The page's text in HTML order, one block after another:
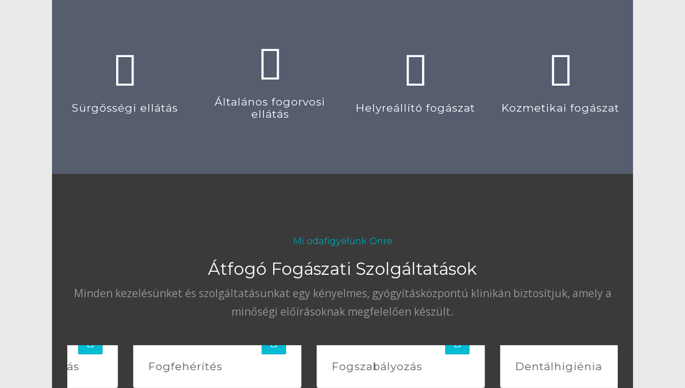
Sürgősségi ellátás
Általános fogorvosi
ellátás
Helyreállító fogászat Kozmetikai fogászat
Mi odafigyelünk Önre
Átfogó Fogászati Szolgáltatások
Minden kezelésünket és szolgáltatásunkat egy kényelmes, gyógyításközpontú klinikán biztosítjuk, amely a
minőségi előírásoknak megfelelően készült.
Fogfehérítés Fogszabályozás Dentálhigiénia